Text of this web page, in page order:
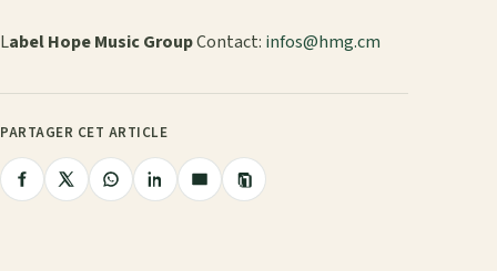
Label Hope Music GroupContact: infos@hmg.cm
PARTAGER CET ARTICLE
PartagerPartagerPartagerPartagerPartager
Copier
le